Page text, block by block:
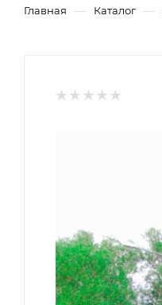
Главная — Каталог —